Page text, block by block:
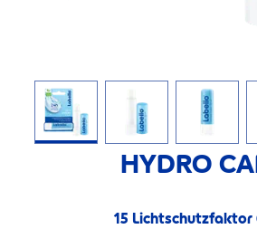
HYDRO
15 Lichtschutzfaktor